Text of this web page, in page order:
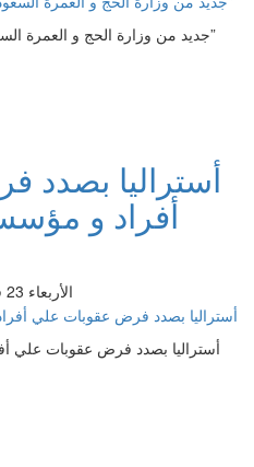
جديد من وزارة الحج و العمرة السعودية بشأن “تأشيرة عمرة المضيف”
أستراليا
أفراد و
الأربعاء 23 فبراير 2022 02:27 مساءً
أستراليا بصدد فرض عقوبات علي